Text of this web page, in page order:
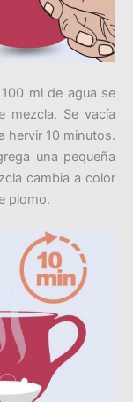
ml de agua se
mezcla. Se vacía
hervir 10 minutos.
una pequeña
cambia a color
plomo.